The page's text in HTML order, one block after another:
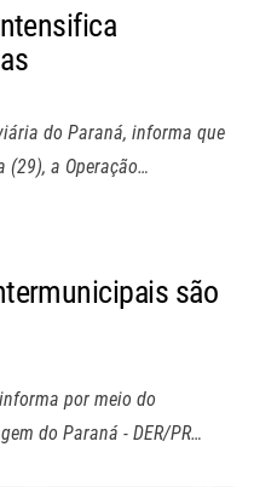
do Paraná, informa que
a Operação…
são
por meio do
do Paraná - DER/PR…